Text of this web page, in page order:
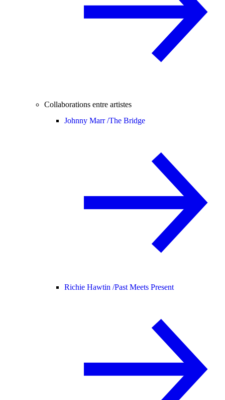
Collaborations entre artistes
Johnny Marr /The Bridge
Richie Hawtin /Past Meets Present